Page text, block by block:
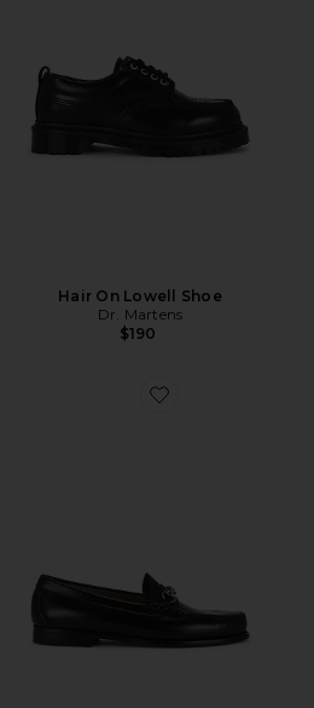
Hair On Lowell Shoe
Dr. Martens
$190
Favorite WIDE シューズ